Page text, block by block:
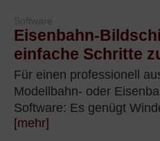
Software
Eisenbahn-
einfache Schritte
Für einen professionell
Modellbahn- oder
Software: Es genügt
[mehr]